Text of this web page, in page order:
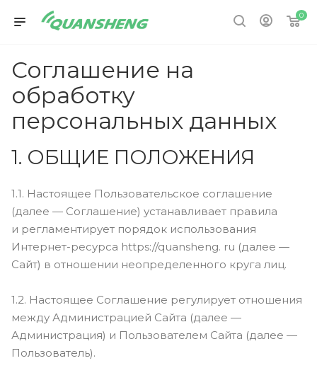
0
Соглашение на
обработку
персональных данных
1. ОБЩИЕ ПОЛОЖЕНИЯ
1.1. Настоящее Пользовательское соглашение
(далее — Соглашение) устанавливает правила
и регламентирует порядок использования
Интернет-ресурса https://quansheng. ru (далее —
Сайт) в отношении неопределенного круга лиц.
1.2. Настоящее Соглашение регулирует отношения
между Администрацией Сайта (далее —
Администрация) и Пользователем Сайта (далее —
Пользователь).